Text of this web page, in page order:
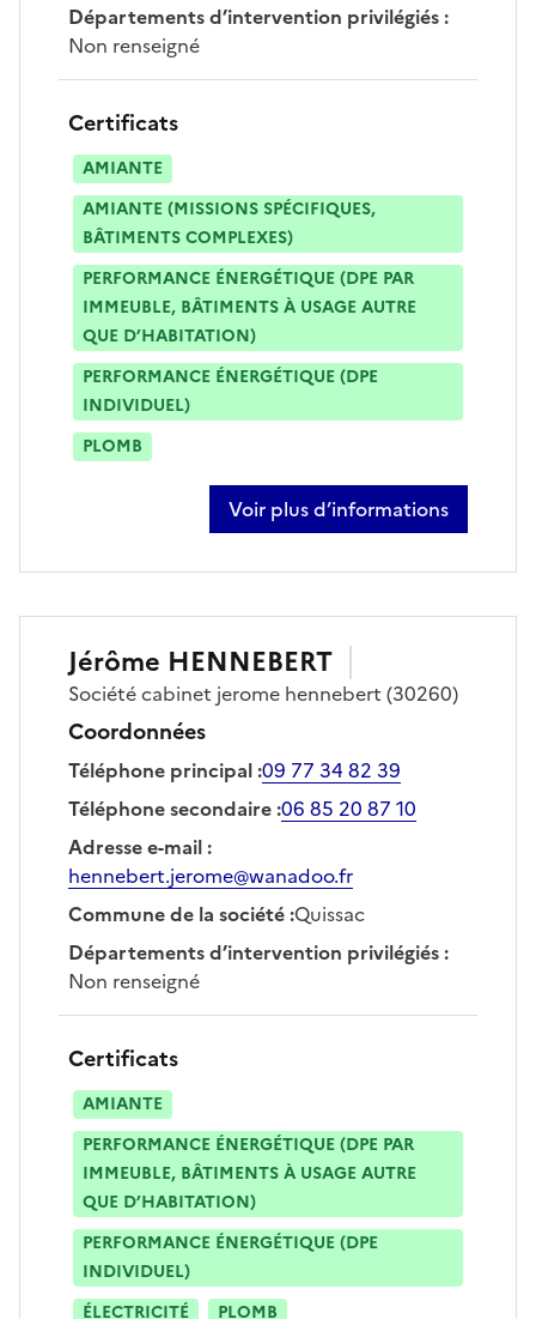
Départements d’intervention privilégiés:
Non renseigné
Certificats
AMIANTE
AMIANTE (MISSIONS SPÉCIFIQUES,
BÂTIMENTS COMPLEXES)
PERFORMANCE ÉNERGÉTIQUE (DPE PAR
IMMEUBLE, BÂTIMENTS À USAGE AUTRE
QUE D’HABITATION)
PERFORMANCE ÉNERGÉTIQUE (DPE
INDIVIDUEL)
PLOMB
Voir plus d’informations
sur anthony bousch
Jérôme HENNEBERT
Sociétécabinet jerome hennebert (30260)
Coordonnées
Téléphone principal:09 77 34 82 39
Téléphone secondaire:06 85 20 87 10
Adresse e-mail:
hennebert.jerome@wanadoo.fr
Commune de la société:Quissac
Départements d’intervention privilégiés:
Non renseigné
Certificats
AMIANTE
PERFORMANCE ÉNERGÉTIQUE (DPE PAR
IMMEUBLE, BÂTIMENTS À USAGE AUTRE
QUE D’HABITATION)
PERFORMANCE ÉNERGÉTIQUE (DPE
INDIVIDUEL)
ÉLECTRICITÉ
PLOMB